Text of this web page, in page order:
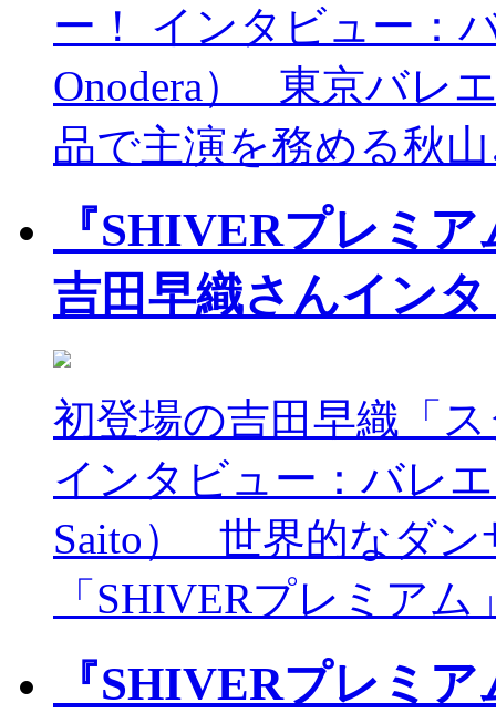
ー！ インタビュー：
Onodera） 東京バレ
品で主演を務める秋
『SHIVERプレミ
吉田早織さんイン
初登場の吉田早織「
インタビュー：バレ
Saito） 世界的なダン
「SHIVERプレミア
『SHIVERプレミ